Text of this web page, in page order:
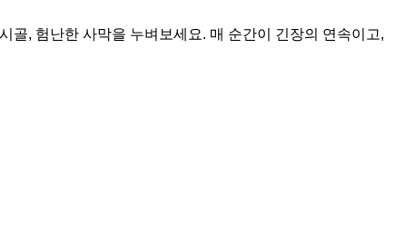
골, 험난한 사막을 누벼보세요. 매 순간이 긴장의 연속이고,